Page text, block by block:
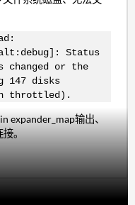
Status
changed or the
147 disks
throttled).
expander_map输出、
。